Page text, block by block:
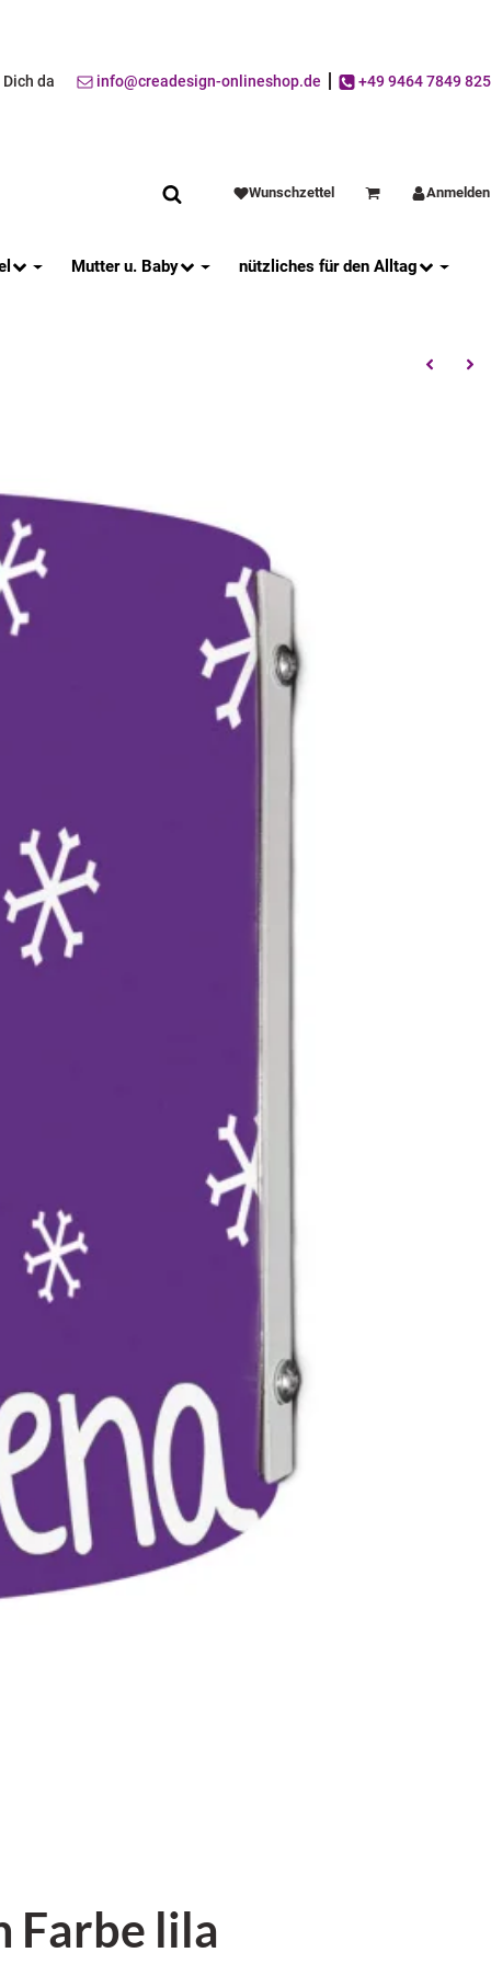
da info@creadesign-onlineshop.de +49 9464 7849 825
Wunschzettel WarenkorbAnmelden
Mutter u. Baby nützliches für den Alltag
Farbe lila